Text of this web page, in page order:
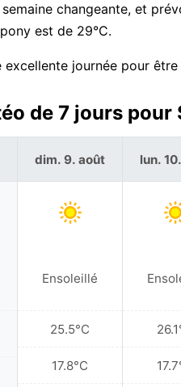
changeante, et
est de 29°C.
excellente journée pour
de 7 jours
dim. 9. août
Ensoleillé
25.5°C
17.8°C
lun.